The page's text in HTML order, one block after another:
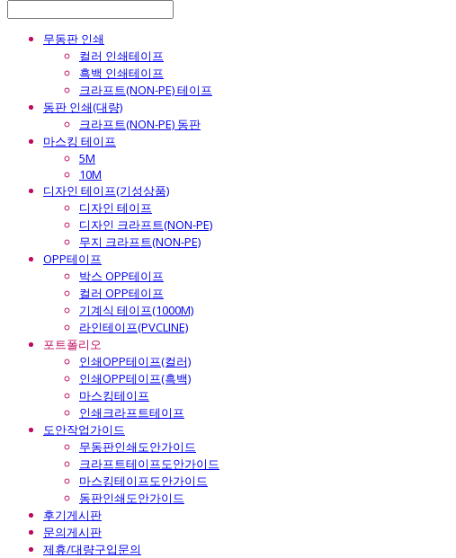
무동판 인쇄
컬러 인쇄테이프
흑백 인쇄테이프
크라프트(NON-PE) 테이프
동판 인쇄(대량)
크라프트(NON-PE) 동판
마스킹 테이프
5M
10M
디자인 테이프(기성상품)
디자인 테이프
디자인 크라프트(NON-PE)
무지 크라프트(NON-PE)
OPP테이프
박스 OPP테이프
컬러 OPP테이프
기계식 테이프(1000M)
라인테이프(PVCLINE)
포트폴리오
인쇄OPP테이프(컬러)
인쇄OPP테이프(흑백)
마스킹테이프
인쇄크라프트테이프
도안작업가이드
무동판인쇄도안가이드
크라프트테이프도안가이드
마스킹테이프도안가이드
동판인쇄도안가이드
후기게시판
문의게시판
제휴/대량구입문의